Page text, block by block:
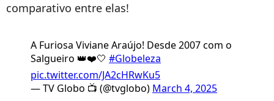
comparativo entre elas!
A Furiosa Viviane Araújo! Desde 2007 com o
Salgueiro 👑❤️🤍 #Globeleza
pic.twitter.com/JA2cHRwKu5
— TV Globo 📺 (@tvglobo) March 4, 2025